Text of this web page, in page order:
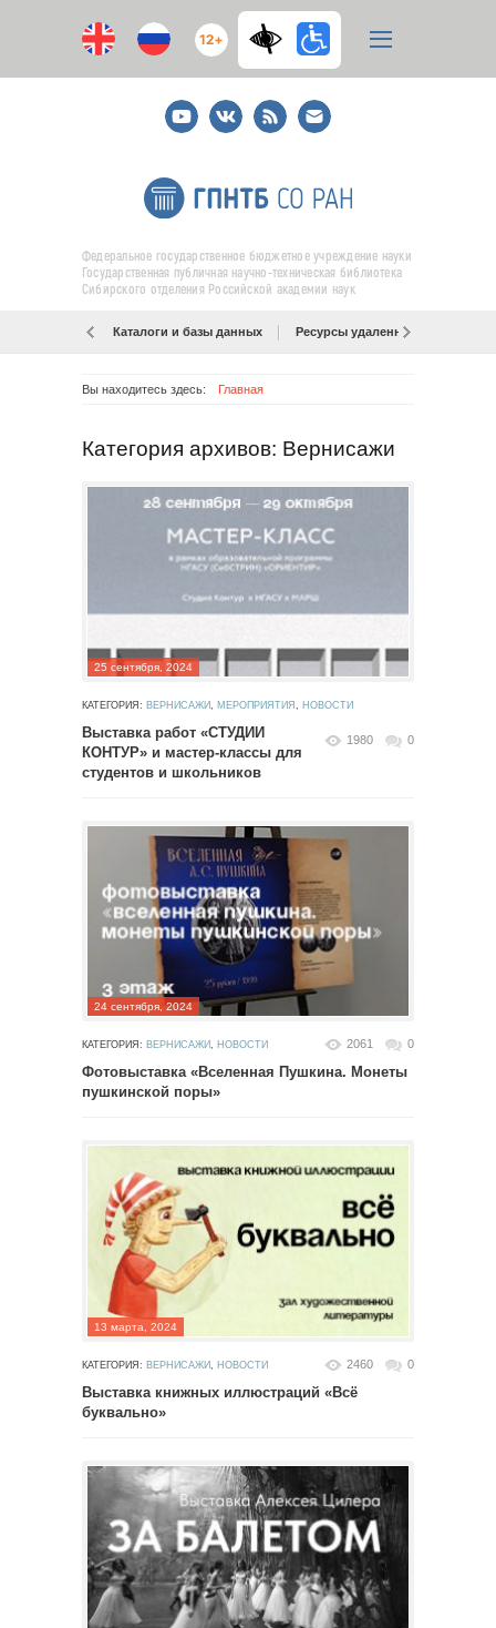
12+
YoutubeВКонтакте
RSS
E-
mail
подписка
Федеральное государственное бюджетное учреждение науки
Государственная публичная научно-техническая библиотека
Сибирского отделения Российской академии наук
Каталоги и базы данных Ресурсы удаленного доступа
Вы находитесь здесь: Главная
Категория архивов: Вернисажи
25 сентября, 2024
КАТЕГОРИЯ: ВЕРНИСАЖИ, МЕРОПРИЯТИЯ , НОВОСТИ
1980 0
Выставка работ «СТУДИИ
КОНТУР» и мастер-классы для
студентов и школьников
24 сентября, 2024
КАТЕГОРИЯ: ВЕРНИСАЖИ, НОВОСТИ 2061 0
Фотовыставка «Вселенная Пушкина. Монеты
пушкинской поры»
13 марта, 2024
КАТЕГОРИЯ: ВЕРНИСАЖИ НОВОСТИ 2460 0
Выставка книжных иллюстраций «Всё
буквально»